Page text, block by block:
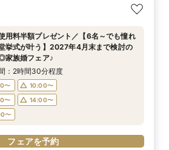
ての見学の方におすすめ】マイナビ限定特
〜
10:00〜
〜
13:00〜
〜
フェアを予約
数OK‼】＼先輩カップルが納得した／フォ
：2時間30分程度
〜
10:30〜
〜
12:30〜
〜
フェアを予約
使用料半額プレゼント／【6名～でも憧れ
：2時間30分程度
〜
10:00〜
〜
14:00〜
〜
フェアを予約
90分クイック相談】初めての見学、効率
〜
11:00〜
〜
14:00〜
〜
フェアを予約
なペットと叶える♪】With Petウェディン
〜
12:00〜
〜
16:00〜
〜
フェアを予約
ナビ限定スイーツプレゼント付き】フォト
ィング・フォト+会食をご検討の方必見！
相談会♪
：2時間程度
〜
11:00〜
〜
15:00〜
フェアを予約
めたら参加！【2件目以降に◎】会場徹底
〜
10:00〜
〜
14:00〜
〜
フェアを予約
用料半額プレゼント／【6名～でも憧れ
挙式が叶う】2027年4月末まで検討の
家族婚フェア♪
：2時間30分程度
〜
10:00〜
〜
14:00〜
〜
フェアを予約